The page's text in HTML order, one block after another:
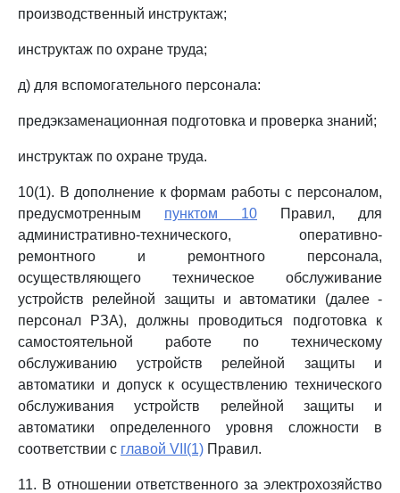
производственный инструктаж;
инструктаж по охране труда;
д) для вспомогательного персонала:
предэкзаменационная подготовка и проверка знаний;
инструктаж по охране труда.
10(1). В дополнение к формам работы с персоналом,
предусмотренным пунктом 10 Правил, для
административно-технического, оперативно-
ремонтного и ремонтного персонала,
осуществляющего техническое обслуживание
устройств релейной защиты и автоматики (далее -
персонал РЗА), должны проводиться подготовка к
самостоятельной работе по техническому
обслуживанию устройств релейной защиты и
автоматики и допуск к осуществлению технического
обслуживания устройств релейной защиты и
автоматики определенного уровня сложности в
соответствии с главой VII(1) Правил.
11. В отношении ответственного за электрохозяйство